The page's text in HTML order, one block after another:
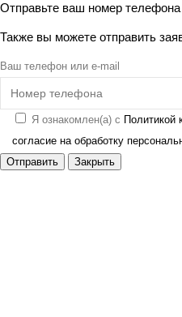
Отправьте ваш номер
Также вы можете отправить
Ваш телефон или e-mail
Я ознакомлен(а) с Политикой
согласие на обработку
Отправить
Закрыть